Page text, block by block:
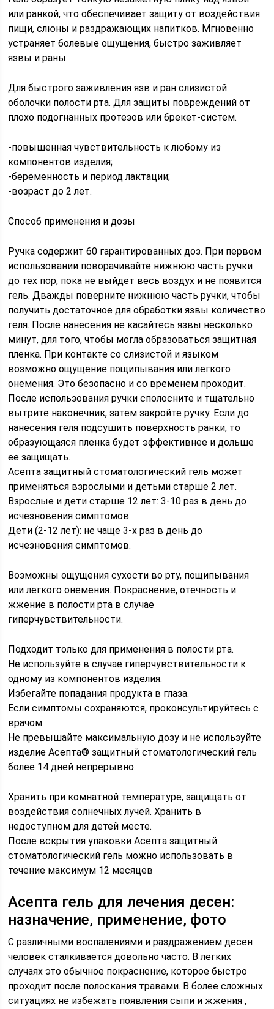
или ранкой, что обеспечивает защиту от воздействия
пищи, слюны и раздражающих напитков. Мгновенно
устраняет болевые ощущения, быстро заживляет
язвы и раны.
Для быстрого заживления язв и ран слизистой
оболочки полости рта. Для защиты повреждений от
плохо подогнанных протезов или брекет-систем.
-повышенная чувствительность к любому из
компонентов изделия;
-беременность и период лактации;
-возраст до 2 лет.
Способ применения и дозы
Ручка содержит 60 гарантированных доз. При первом
использовании поворачивайте нижнюю часть ручки
до тех пор, пока не выйдет весь воздух и не появится
гель. Дважды поверните нижнюю часть ручки, чтобы
получить достаточное для обработки язвы количество
геля. После нанесения не касайтесь язвы несколько
минут, для того, чтобы могла образоваться защитная
пленка. При контакте со слизистой и языком
возможно ощущение пощипывания или легкого
онемения. Это безопасно и со временем проходит.
После использования ручки сполосните и тщательно
вытрите наконечник, затем закройте ручку. Если до
нанесения геля подсушить поверхность ранки, то
образующаяся пленка будет эффективнее и дольше
ее защищать.
Асепта защитный стоматологический гель может
применяться взрослыми и детьми старше 2 лет.
Взрослые и дети старше 12 лет: 3-10 раз в день до
исчезновения симптомов.
Дети (2-12 лет): не чаще 3-х раз в день до
исчезновения симптомов.
Возможны ощущения сухости во рту, пощипывания
или легкого онемения. Покраснение, отечность и
жжение в полости рта в случае
гиперчувствительности.
Подходит только для применения в полости рта.
Не используйте в случае гиперчувствительности к
одному из компонентов изделия.
Избегайте попадания продукта в глаза.
Если симптомы сохраняются, проконсультируйтесь с
врачом.
Не превышайте максимальную дозу и не используйте
изделие Асепта® защитный стоматологический гель
более 14 дней непрерывно.
Хранить при комнатной температуре, защищать от
воздействия солнечных лучей. Хранить в
недоступном для детей месте.
После вскрытия упаковки Асепта защитный
стоматологический гель можно использовать в
течение максимум 12 месяцев
Асепта гель для лечения десен:
назначение, применение, фото
С различными воспалениями и раздражением десен
человек сталкивается довольно часто. В легких
случаях это обычное покраснение, которое быстро
проходит после полоскания травами. В более сложных
ситуациях не избежать появления сыпи и жжения ,